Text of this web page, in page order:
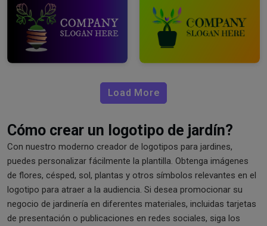
Load More
Cómo crear un logotipo de jardín?
Con nuestro moderno creador de logotipos para jardines,
puedes personalizar fácilmente la plantilla. Obtenga imágenes
de flores, césped, sol, plantas y otros símbolos relevantes en el
logotipo para atraer a la audiencia. Si desea promocionar su
negocio de jardinería en diferentes materiales, incluidas tarjetas
de presentación o publicaciones en redes sociales, siga los